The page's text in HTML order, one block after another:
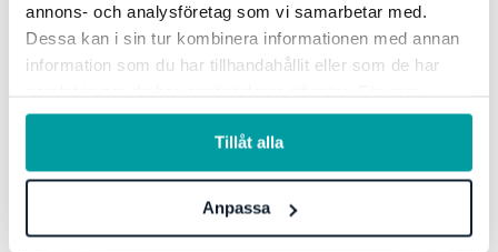
annons- och analysföretag som vi samarbetar med.
Dessa kan i sin tur kombinera informationen med annan
information som du har tillhandahållit eller som de har
information, se vårintegritetspolicy.
Tillåt alla
Anpassa
insikter från NIS2 och DORA
Lagstiftning från EU i form av NIS2 och DORA ställer
frågan på sin spets. För att få svar vänder vi...